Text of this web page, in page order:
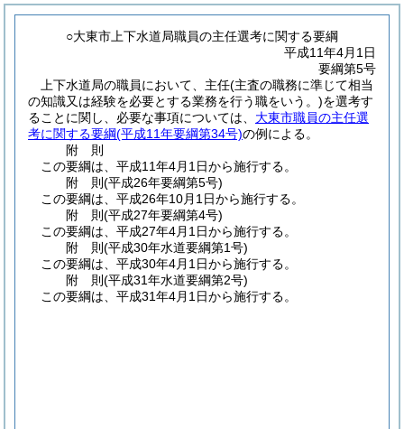
○大東市上下水道局職員の主任選考に関する要綱
平成11年4月1日
要綱第5号
上下水道局の職員において、主任(主査の職務に準じて相当
の知識又は経験を必要とする業務を行う職をいう。)を選考す
ることに関し、必要な事項については、 大東市職員の主任選
考に関する要綱(平成11年要綱第34号)の例による。
附 則
この要綱は、平成11年4月1日から施行する。
附 則(平成26年要綱第5号)
この要綱は、平成26年10月1日から施行する。
附 則(平成27年要綱第4号)
この要綱は、平成27年4月1日から施行する。
附 則(平成30年水道要綱第1号)
この要綱は、平成30年4月1日から施行する。
附 則(平成31年水道要綱第2号)
この要綱は、平成31年4月1日から施行する。